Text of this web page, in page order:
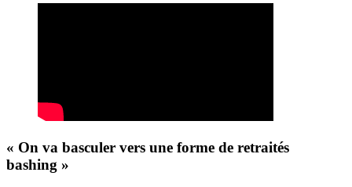
« On va basculer vers une forme de retraités
bashing »